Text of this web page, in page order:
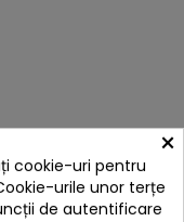
×
cookie-uri pentru
urile unor terțe
de autentificare